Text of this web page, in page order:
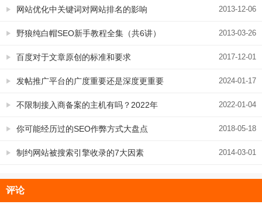
走 2013-12-06
网站优化中关键词对网站排名的影响
2013-03-26
野狼纯白帽SEO新手教程全集（共6讲）
2017-12-01
百度对于文章原创的标准和要求
2024-01-17
发帖推广平台的广度重要还是深度更重要
2022-01-04
不限制接入商备案的主机有吗？2022年
了，备案已经非常严格 2018-05-18
你可能经历过的SEO作弊方式大盘点
2014-03-01
制约网站被搜索引擎收录的7大因素
评论